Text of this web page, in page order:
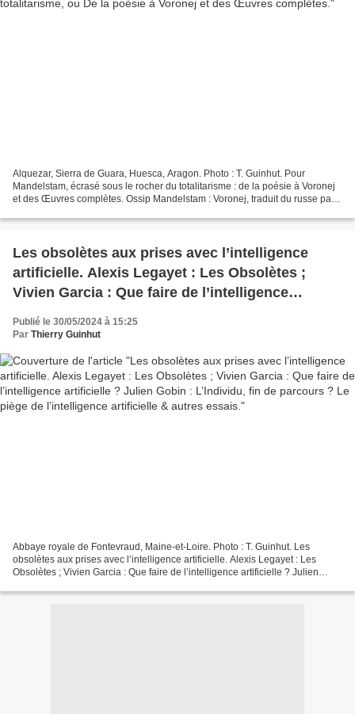
Alquezar, Sierra de Guara, Huesca, Aragon. Photo : T. Guinhut. Pour
Mandelstam, écrasé sous le rocher du totalitarisme : de la poésie à Voronej
et des Œuvres complètes. Ossip Mandelstam : Voronej, traduit du russe par
Les obsolètes aux prises avec l’intelligence
artificielle. Alexis Legayet : Les Obsolètes ;
Vivien Garcia : Que faire de l’intelligence
artificielle ? Julien Gobin : L’Individu, fin de
parcours ? Le piège de l’intelligence artificielle
Publié le 30/05/2024 à 15:25
Par Thierry Guinhut
Abbaye royale de Fontevraud, Maine-et-Loire. Photo : T. Guinhut. Les
obsolètes aux prises avec l’intelligence artificielle. Alexis Legayet : Les
Obsolètes ; Vivien Garcia : Que faire de l’intelligence artificielle ? Julien